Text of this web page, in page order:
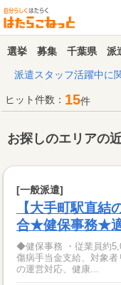
選挙 募集 千葉県 派
派遣スタッフ活躍中に
ヒット件数： 15件
お探しのエリアの
[一般派遣]
【大手町駅直結
合★健保事務★
◆健保事務 ・従業員約
傷病手当金支給、対象
の運営対応、健康...